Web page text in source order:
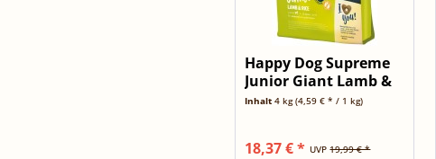
Happy Dog Supreme
Junior Giant Lamb &
Rice 4kg
Inhalt4 kg(4,59 € * / 1 kg)
UVP19,99 € *
18,37 € *